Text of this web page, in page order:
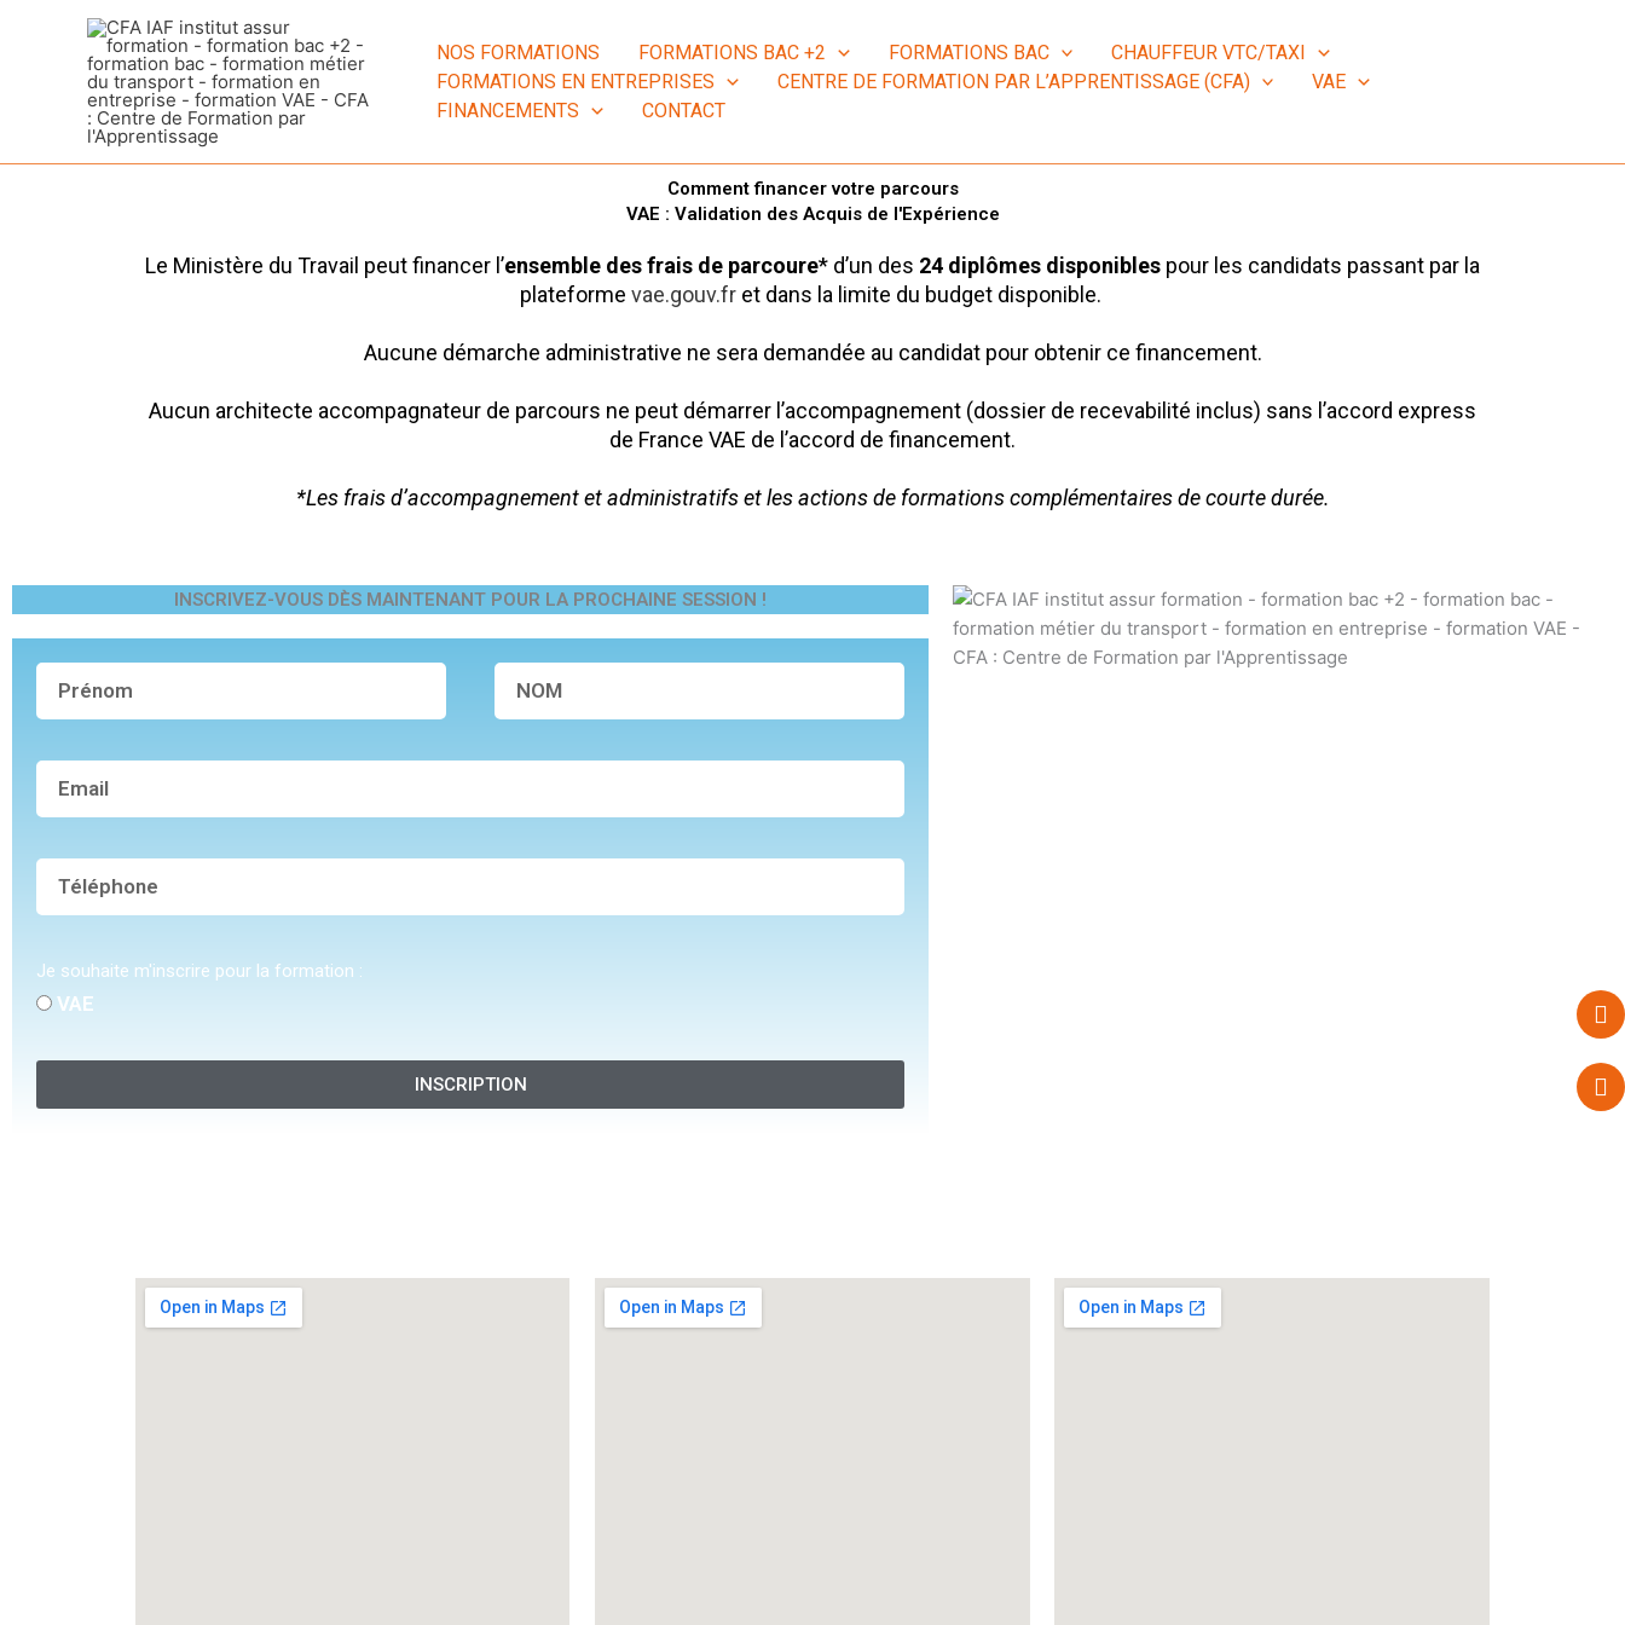
NOS FORMATIONS FORMATIONS BAC +2 FORMATIONS BAC
CHAUFFEUR VTC/TAXI
FORMATIONS EN ENTREPRISES
CENTRE DE FORMATION PAR L’APPRENTISSAGE (CFA)
VAE
FINANCEMENTS
CONTACT
Comment financer votre parcours
VAE : Validation des Acquis de l'Expérience
Le Ministère du Travail peut financer l’ensemble des frais de parcoure* d’un des 24 diplômes disponibles pour les candidats passant par la
plateforme vae.gouv.fret dans la limite du budget disponible.
Aucune démarche administrative ne sera demandée au candidat pour obtenir ce financement.
Aucun architecte accompagnateur de parcours ne peut démarrer l’accompagnement (dossier de recevabilité inclus) sans l’accord express
de France VAE de l’accord de financement.
*Les frais d’accompagnement et administratifs et les actions de formations complémentaires de courte durée.
INSCRIVEZ-VOUS DÈS MAINTENANT POUR LA PROCHAINE SESSION !
Je souhaite m'inscrire pour la formation :
VAE
INSCRIPTION